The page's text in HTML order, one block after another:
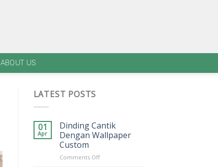
ABOUT US
LATEST POSTS
01
Apr
Dinding Cantik
Dengan Wallpaper
Custom
Comments Offon